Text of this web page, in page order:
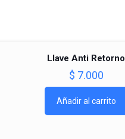
Llave Anti Retorno
$ 7.000
Añadir al carrito